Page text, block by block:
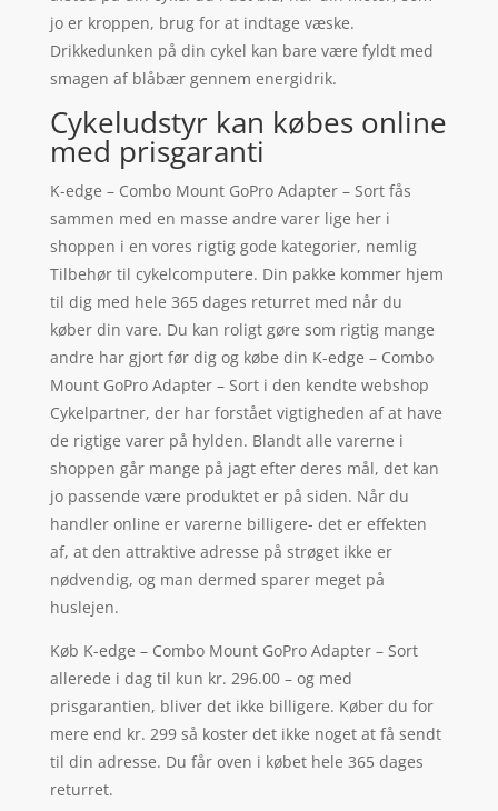
jo er kroppen, brug for at indtage væske.
Drikkedunken på din cykel kan bare være fyldt med
smagen af blåbær gennem energidrik.
Cykeludstyr kan købes online
med prisgaranti
K-edge – Combo Mount GoPro Adapter – Sort fås
sammen med en masse andre varer lige her i
shoppen i en vores rigtig gode kategorier, nemlig
Tilbehør til cykelcomputere. Din pakke kommer hjem
til dig med hele 365 dages returret med når du
køber din vare. Du kan roligt gøre som rigtig mange
andre har gjort før dig og købe din K-edge – Combo
Mount GoPro Adapter – Sort i den kendte webshop
Cykelpartner, der har forstået vigtigheden af at have
de rigtige varer på hylden. Blandt alle varerne i
shoppen går mange på jagt efter deres mål, det kan
jo passende være produktet er på siden. Når du
handler online er varerne billigere- det er effekten
af, at den attraktive adresse på strøget ikke er
nødvendig, og man dermed sparer meget på
huslejen.
Køb K-edge – Combo Mount GoPro Adapter – Sort
allerede i dag til kun kr. 296.00 – og med
prisgarantien, bliver det ikke billigere. Køber du for
mere end kr. 299 så koster det ikke noget at få sendt
til din adresse. Du får oven i købet hele 365 dages
returret.